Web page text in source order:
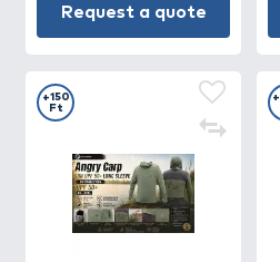
Request a quote
+150
Ft